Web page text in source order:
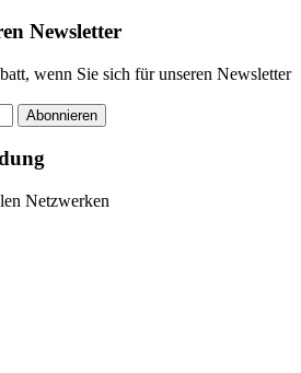
Newsletter
wenn Sie sich für unseren Newsletter
Abonnieren
Netzwerken